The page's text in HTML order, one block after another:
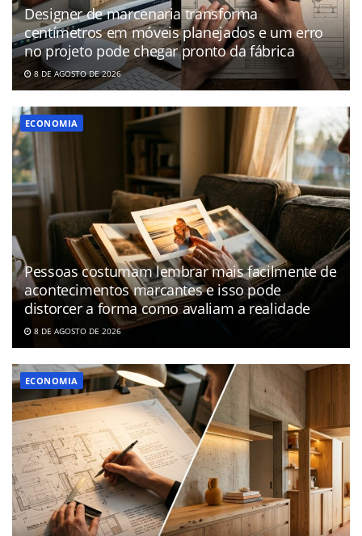
Designer de marcenaria transforma
centímetros em móveis planejados e um erro
no projeto pode chegar pronto da fábrica
8 DE AGOSTO DE 2026
ECONOMIA
Pessoas costumam lembrar mais facilmente de
acontecimentos marcantes e isso pode
distorcer a forma como avaliam a realidade
8 DE AGOSTO DE 2026
ECONOMIA